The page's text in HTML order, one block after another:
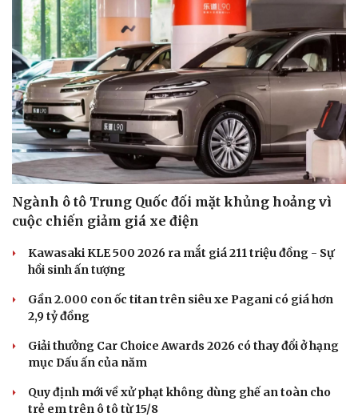
Ngành ô tô Trung Quốc đối mặt khủng hoảng vì
cuộc chiến giảm giá xe điện
Kawasaki KLE 500 2026 ra mắt giá 211 triệu đồng - Sự
hồi sinh ấn tượng
Gần 2.000 con ốc titan trên siêu xe Pagani có giá hơn
2,9 tỷ đồng
Giải thưởng Car Choice Awards 2026 có thay đổi ở hạng
mục Dấu ấn của năm
Quy định mới về xử phạt không dùng ghế an toàn cho
trẻ em trên ô tô từ 15/8